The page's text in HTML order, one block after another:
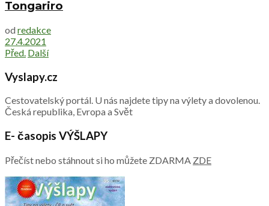
Tongariro
od redakce
27.4.2021
Před. Další
Vyslapy.cz
Cestovatelský portál. U nás najdete tipy na výlety a dovolenou.
Česká republika, Evropa a Svět
E- časopis VÝŠLAPY
Přečíst nebo stáhnout si ho můžete ZDARMA ZDE